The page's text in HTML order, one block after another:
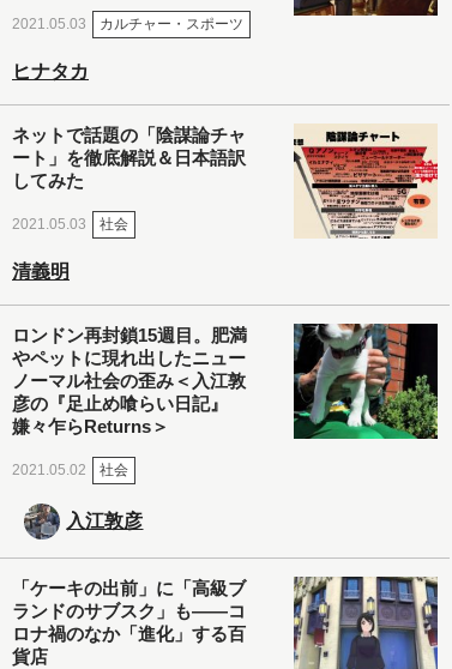
2021.05.03 カルチャー・スポーツ
ヒナタカ
ネットで話題の「陰謀論チャ
ート」を徹底解説＆日本語訳
してみた
2021.05.03 社会
清義明
ロンドン再封鎖15週目。肥満
やペットに現れ出したニュー
ノーマル社会の歪み＜入江敦
彦の『足止め喰らい日記』
嫌々乍らReturns＞
2021.05.02 社会
入江敦彦
「ケーキの出前」に「高級ブ
ランドのサブスク」も――コ
ロナ禍のなか「進化」する百
貨店